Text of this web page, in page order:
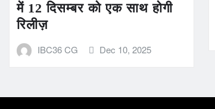
में 12 दिसम्बर को एक साथ होगी
रिलीज़
IBC36 CG Dec 10, 2025